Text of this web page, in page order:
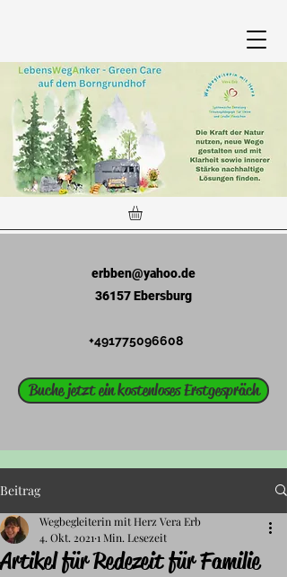
erbben@yahoo.de
36157 Ebersburg
+491775096608
Buche jetzt ein kostenloses Erstgespräch
Beitrag
Artikel für Redezeit für Familie
Wegbegleiterin mit Herz Vera Erb
4. Okt. 2021 1 Min. Lesezeit